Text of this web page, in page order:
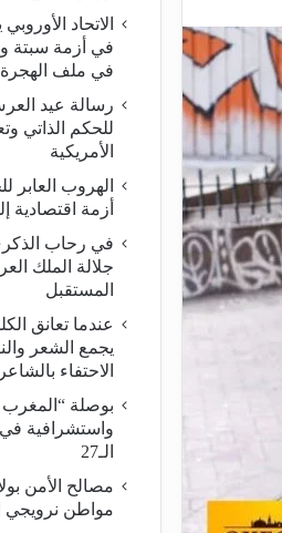
الاتحاد
في أزمة سبتة
في ملف الهجرة
رسالة عيد
للحكم الذاتي
الأمريكية
​الهروب العابر
أزمة
في رحاب
جلالة الملك
المستقبل
​عندما تعانق
يجمع الشعر
الاحتفاء
بوصلة “المغرب
واستشرافية
الـ27
مصالح الأمن
مواطن نرويجي